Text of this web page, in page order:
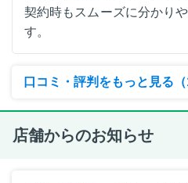
契約時もスムーズに分かり
す。
口コミ・評判をもっと見る（
店舗からのお知らせ